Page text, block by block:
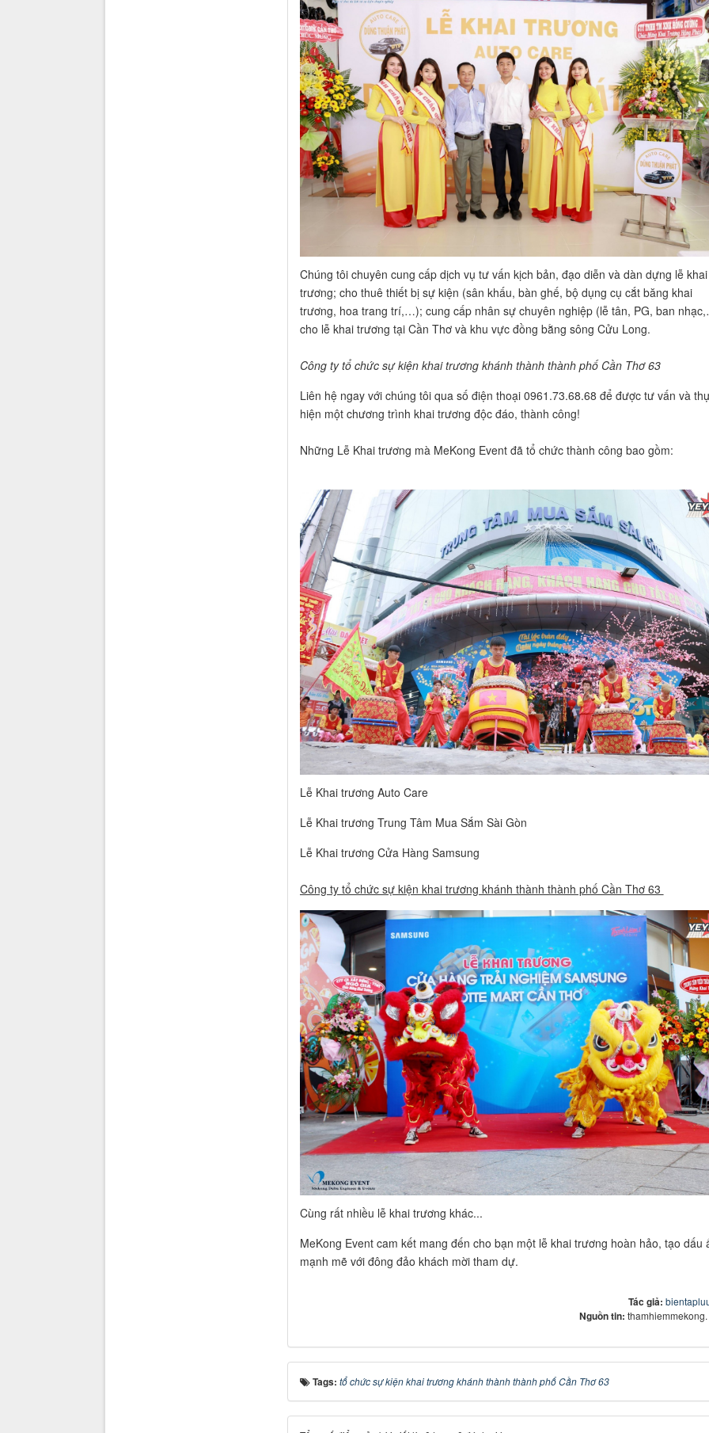
Chúng tôi chuyên cung cấp dịch vụ tư vấn kịch bản, đạo diễn và dàn dựng lễ khai
trương; cho thuê thiết bị sự kiện (sân khấu, bàn ghế, bộ dụng cụ cắt băng khai
trương, hoa trang trí,…); cung cấp nhân sự chuyên nghiệp (lễ tân, PG, ban
cho lễ khai trương tại Cần Thơ và khu vực đồng bằng sông Cửu Long.
Công ty tổ chức sự kiện khai trương khánh thành thành phố Cần Thơ 63
Liên hệ ngay với chúng tôi qua số điện thoại 0961.73.68.68 để được tư vấn và
hiện một chương trình khai trương độc đáo, thành công!
Những Lễ Khai trương mà MeKong Event đã tổ chức thành công bao gồm:
Lễ Khai trương Auto Care
Lễ Khai trương Trung Tâm Mua Sắm Sài Gòn
Lễ Khai trương Cửa Hàng Samsung
Công ty tổ chức sự kiện khai trương khánh thành thành phố Cần Thơ 63
Cùng rất nhiều lễ khai trương khác...
MeKong Event cam kết mang đến cho bạn một lễ khai trương hoàn hảo, tạo dấu
mạnh mẽ với đông đảo khách mời tham dự.
Tác giả:
Nguồn tin:
Tags: tổ chức sự kiện khai trương khánh thành thành phố Cần Thơ 63